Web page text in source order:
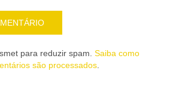
para reduzir spam. Saiba como
são processados